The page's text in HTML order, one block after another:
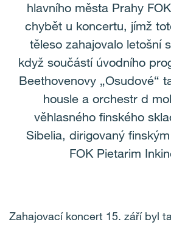
hlavního města Prahy
chybět u koncertu, jímž
těleso zahajovalo letošní
když součástí úvodního
Beethovenovy „Osudové“
housle a orchestr d
věhlasného finského
Sibelia, dirigovaný
FOK Pietarim
Zahajovací koncert 15. září byl